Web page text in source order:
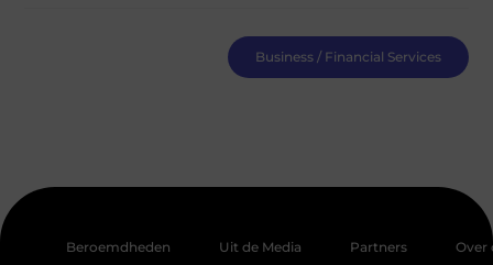
Business / Financial Services
Beroemdheden Uit de Media Partners
Over